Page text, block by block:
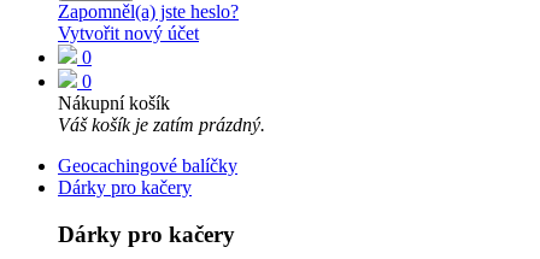
Zapomněl(a) jste heslo?
Vytvořit nový účet
0
0
Nákupní košík
Váš košík je zatím prázdný.
Geocachingové balíčky
Dárky pro kačery
Dárky pro kačery